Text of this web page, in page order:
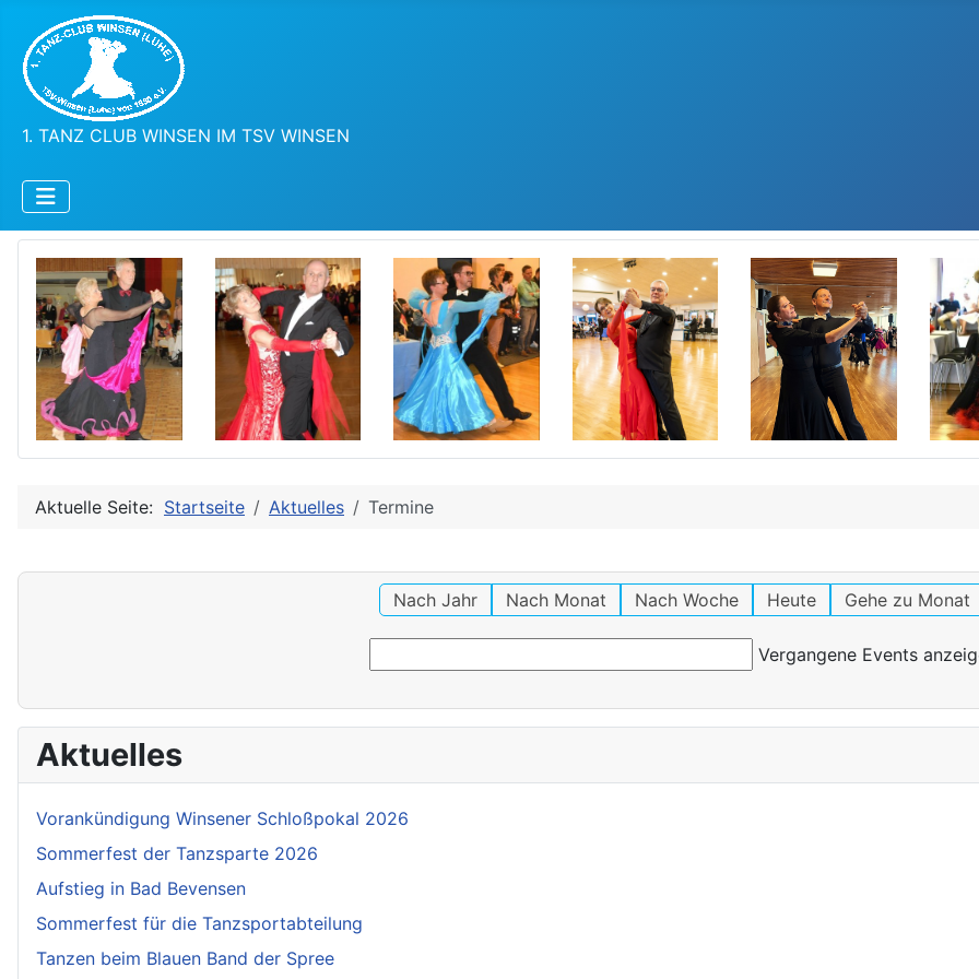
1. TANZ CLUB WINSEN IM TSV WINSEN
Aktuelle Seite: Startseite Aktuelles Termine
Nach Jahr Nach Monat Nach Woche Heute Gehe zu Monat
Vergangene Events
Aktuelles
Vorankündigung Winsener Schloßpokal 2026
Sommerfest der Tanzsparte 2026
Aufstieg in Bad Bevensen
Sommerfest für die Tanzsportabteilung
Tanzen beim Blauen Band der Spree